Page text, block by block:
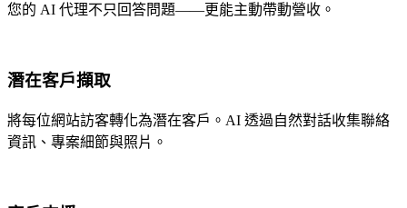
您的 AI 代理不只回答問題——更能主動帶動營收。
潛在客戶擷取
將每位網站訪客轉化為潛在客戶。AI 透過自然對話收集聯絡
資訊、專案細節與照片。